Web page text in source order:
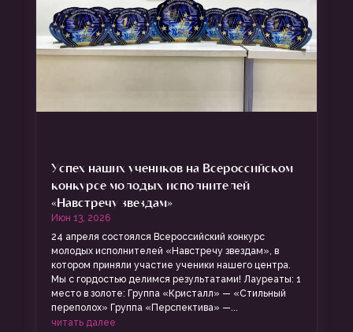
Успех наших учеников на Всероссийском
конкурсе молодых исполнителей
«Навстречу звездам»
Июн 13, 2026
24 апреля состоялся Всероссийский конкурс
молодых исполнителей «Навстречу звездам», в
котором приняли участие ученики нашего центра.
Мы с гордостью делимся результатами! Лауреаты: 1
место в золоте: Группа «Кристалл» — «Стильный
переполох» Группа «Перспектива» —...
читать далее